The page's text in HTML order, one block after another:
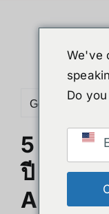
Go to...
5 แว่นต
ปี 2026:
AR & AI
We've
Do